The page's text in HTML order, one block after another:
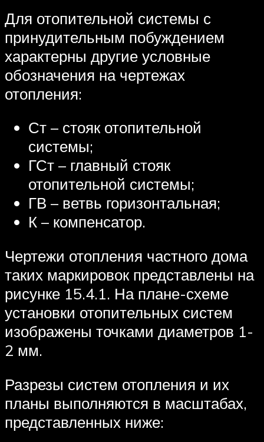
Для отопительной системы с
принудительным побуждением
характерны другие условные
обозначения на чертежах
отопления:
Ст – стояк отопительной
системы;
ГСт – главный стояк
отопительной системы;
ГВ – ветвь горизонтальная;
К – компенсатор.
Чертежи отопления частного дома
таких маркировок представлены на
рисунке 15.4.1. На плане-схеме
установки отопительных систем
изображены точками диаметров 1-
2 мм.
Разрезы систем отопления и их
планы выполняются в масштабах,
представленных ниже: